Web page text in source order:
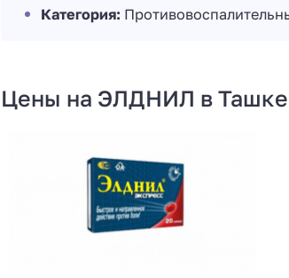
Категория:
Цены на ЭЛДНИЛ в